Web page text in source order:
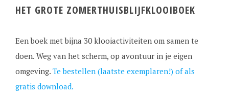
HET GROTE ZOMERTHUISBLIJFKLOOIBOEK
Een boek met bijna 30 klooiactiviteiten om samen te
doen. Weg van het scherm, op avontuur in je eigen
omgeving. Te bestellen (laatste exemplaren!) of als
gratis download.